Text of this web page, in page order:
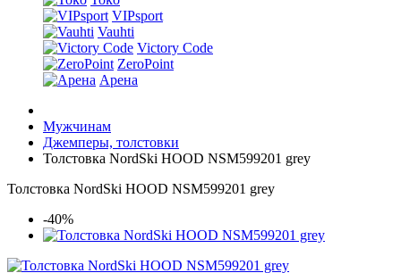
VIPsport
Vauhti
Victory Code
ZeroPoint
Арена
Мужчинам
Джемперы, толстовки
Толстовка NordSki HOOD NSM599201 grey
Толстовка NordSki HOOD NSM599201 grey
-40%